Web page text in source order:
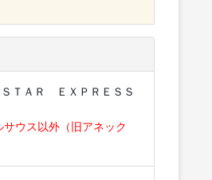
ＳＴＡＲ ＥＸＰＲＥＳＳ
ウス以外（旧アネック